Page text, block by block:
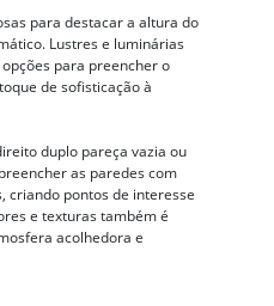
para destacar a altura do
Lustres e luminárias
para preencher o
de sofisticação à
duplo pareça vazia ou
as paredes com
criando pontos de interesse
e texturas também é
acolhedora e